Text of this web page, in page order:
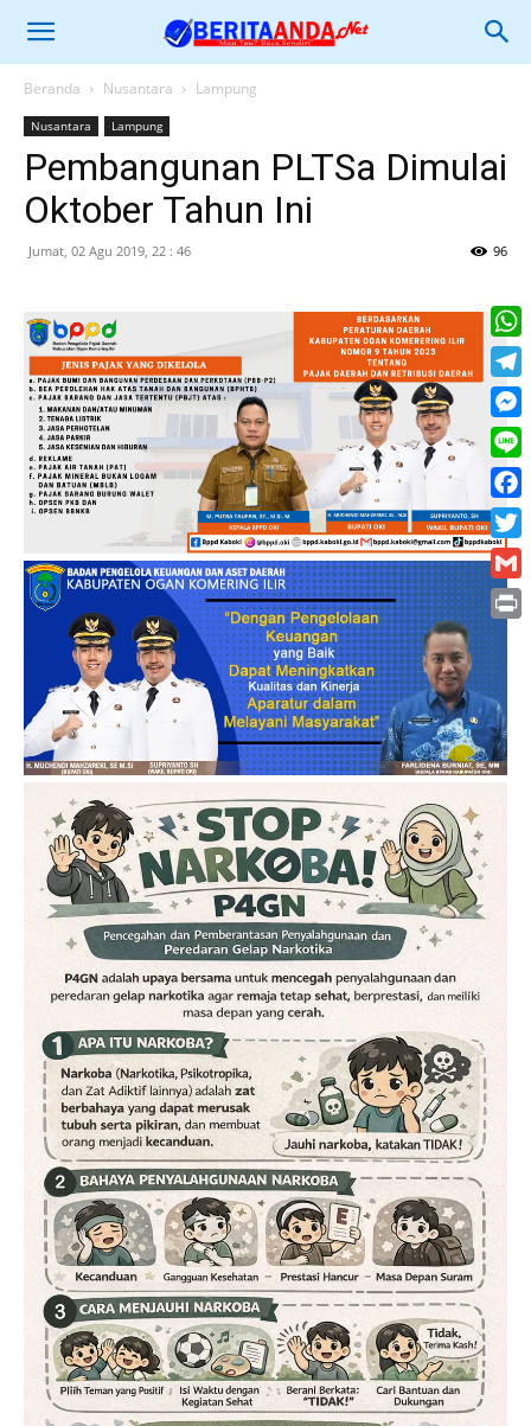
Beranda Nusantara Lampung
Nusantara Lampung
Pembangunan PLTSa Dimulai
Oktober Tahun Ini
Jumat, 02 Agu 2019, 22 : 46 96
Line
Print